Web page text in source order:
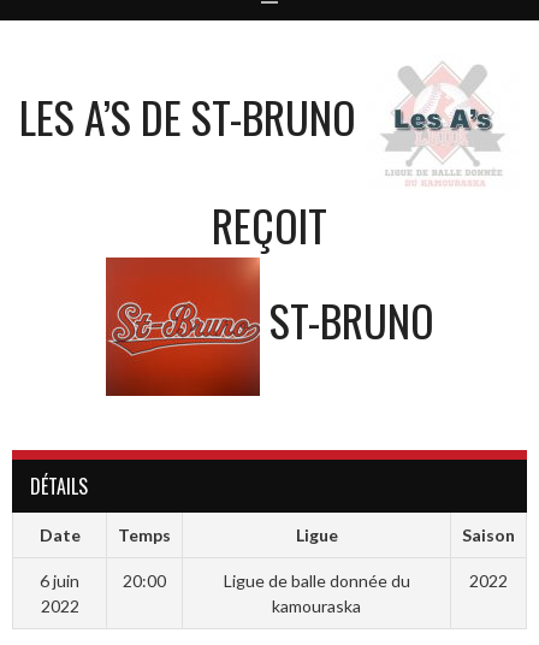
LES A’S DE ST-BRUNO
REÇOIT
ST-BRUNO
DÉTAILS
Date Temps Ligue Saison
6 juin
2022
20:00
Ligue de balle donnée du
kamouraska
2022